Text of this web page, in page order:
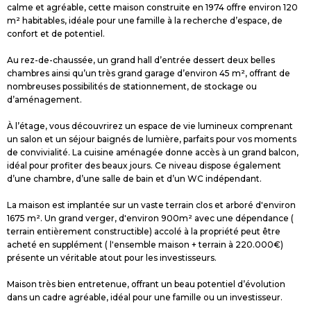
calme et agréable, cette maison construite en 1974 offre environ 120
m² habitables, idéale pour une famille à la recherche d’espace, de
confort et de potentiel.
Au rez-de-chaussée, un grand hall d’entrée dessert deux belles
chambres ainsi qu’un très grand garage d’environ 45 m², offrant de
nombreuses possibilités de stationnement, de stockage ou
d’aménagement.
À l’étage, vous découvrirez un espace de vie lumineux comprenant
un salon et un séjour baignés de lumière, parfaits pour vos moments
de convivialité. La cuisine aménagée donne accès à un grand balcon,
idéal pour profiter des beaux jours. Ce niveau dispose également
d’une chambre, d’une salle de bain et d’un WC indépendant.
La maison est implantée sur un vaste terrain clos et arboré d'environ
1675 m². Un grand verger, d'environ 900m² avec une dépendance (
terrain entièrement constructible) accolé à la propriété peut être
acheté en supplément ( l'ensemble maison + terrain à 220.000€)
présente un véritable atout pour les investisseurs.
Maison très bien entretenue, offrant un beau potentiel d’évolution
dans un cadre agréable, idéal pour une famille ou un investisseur.